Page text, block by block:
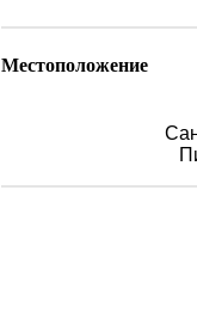
Местоположение